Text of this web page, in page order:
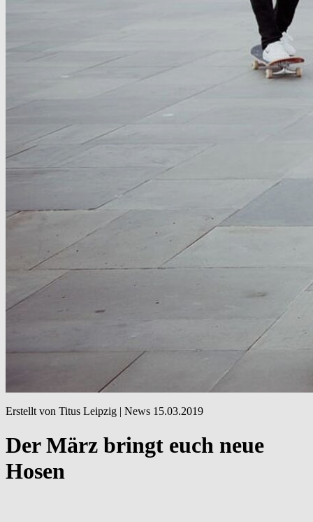
Erstellt von Titus Leipzig | News 15.03.2019
Der März bringt euch neue
Hosen